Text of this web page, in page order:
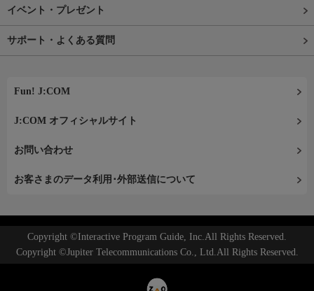
イベント・プレゼント
サポート・よくある質問
Fun! J:COM
J:COM オフィシャルサイト
お問い合わせ
お客さまのデータ利用･外部送信について
Copyright ©Interactive Program Guide, Inc.All Rights Reserved.
Copyright ©Jupiter Telecommunications Co., Ltd.All Rights Reserved.